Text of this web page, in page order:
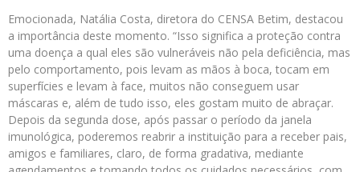
Emocionada, Natália Costa, diretora do CENSA Betim, destacou
a importância deste momento. “Isso significa a proteção contra
uma doença a qual eles são vulneráveis não pela deficiência, mas
pelo comportamento, pois levam as mãos à boca, tocam em
superfícies e levam à face, muitos não conseguem usar
máscaras e, além de tudo isso, eles gostam muito de abraçar.
Depois da segunda dose, após passar o período da janela
imunológica, poderemos reabrir a instituição para a receber pais,
amigos e familiares, claro, de forma gradativa, mediante